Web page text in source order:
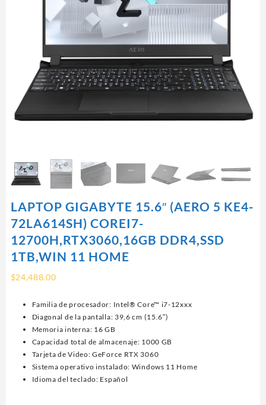
LAPTOP GIGABYTE 15.6″ (AERO 5 KE4-
72LA614SH) COREI7-
12700H,RTX3060,16GB DDR4,SSD
1TB,WIN 11 HOME
$24,488.00
Familia de procesador: Intel® Core™ i7-12xxx
Diagonal de la pantalla: 39,6 cm (15.6″)
Memoria interna: 16 GB
Capacidad total de almacenaje: 1000 GB
Tarjeta de Video: GeForce RTX 3060
Sistema operativo instalado: Windows 11 Home
Idioma del teclado: Español